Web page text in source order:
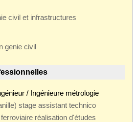
civil et infrastructures
genie civil
/ Ingénieure métrologie
stage assistant technico
réalisation d'études